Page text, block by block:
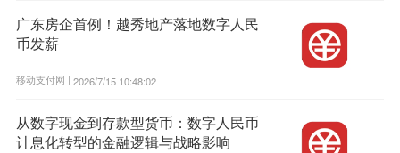
广东房企首例！越秀地产落地数字人民
币发薪
移动支付网 | 2026/7/15 10:48:02
从数字现金到存款型货币：数字人民币
计息化转型的金融逻辑与战略影响